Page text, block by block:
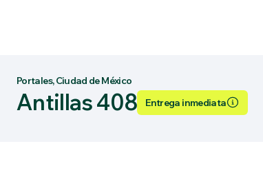
Entrega inmediata
Antillas 408
Portales, Ciudad de México